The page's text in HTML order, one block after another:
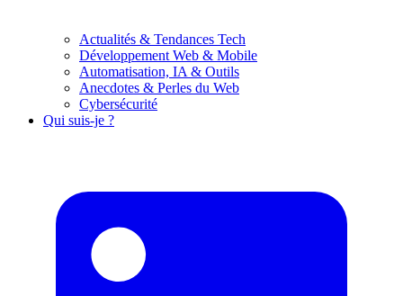
Actualités & Tendances Tech
Développement Web & Mobile
Automatisation, IA & Outils
Anecdotes & Perles du Web
Cybersécurité
Qui suis-je ?